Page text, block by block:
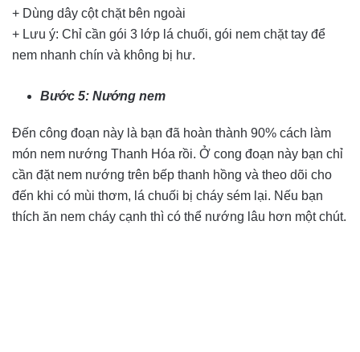
+ Dùng dây cột chặt bên ngoài
+ Lưu ý: Chỉ cần gói 3 lớp lá chuối, gói nem chặt tay để
nem nhanh chín và không bị hư.
Bước 5: Nướng nem
Đến công đoạn này là bạn đã hoàn thành 90% cách làm
món nem nướng Thanh Hóa rồi. Ở cong đoạn này bạn chỉ
cần đặt nem nướng trên bếp thanh hồng và theo dõi cho
đến khi có mùi thơm, lá chuối bị cháy sém lại. Nếu bạn
thích ăn nem cháy cạnh thì có thể nướng lâu hơn một chút.